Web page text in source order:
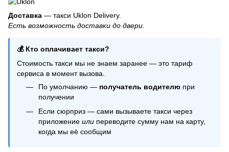
Шарики агат
Фольгированные шарики купить
Гелиевые шарики с бантиками
Доставка — такси Uklon Delivery.
Есть возможность доставки до двери.
💰 Кто оплачивает такси?
Стоимость такси мы не знаем заранее — это тариф
сервиса в момент вызова.
По умолчанию — получатель водителю при
получении
Если сюрприз — сами вызываете такси через
приложение или переводите сумму нам на карту,
когда мы её сообщим